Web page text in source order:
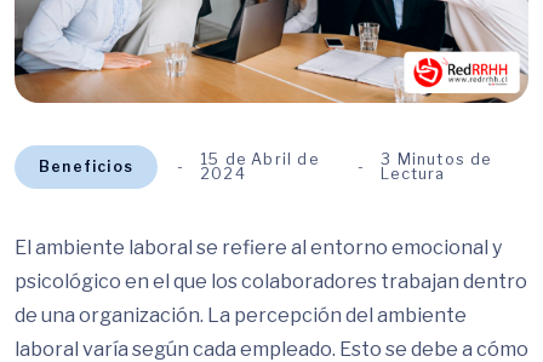
Beneficios
15 de Abril de
2024
3 Minutos de
Lectura
El ambiente laboral se refiere al entorno emocional y
psicológico en el que los colaboradores trabajan dentro
de una organización. La percepción del ambiente
laboral varía según cada empleado. Esto se debe a cómo